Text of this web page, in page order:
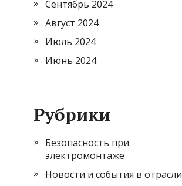
Сентябрь 2024
Август 2024
Июль 2024
Июнь 2024
Рубрики
Безопасность при
электромонтаже
Новости и события в отрасли